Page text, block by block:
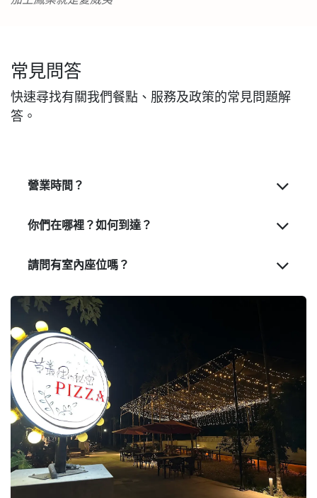
常見問答
快速尋找有關我們餐點、服務及政策的常見問題解
答。
營業時間？
你們在哪裡？如何到達？
請問有室內座位嗎？